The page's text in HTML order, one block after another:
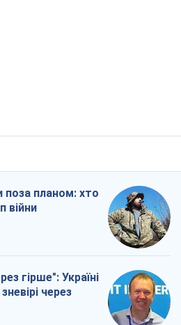
поза планом: хто
війни
гірше": Україні
через